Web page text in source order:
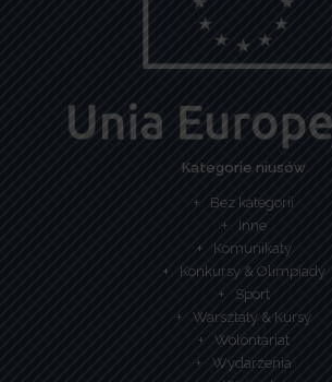
Kategorie niusów
Bez kategorii
Inne
Komunikaty
Konkursy & Olimpiady
Sport
Warsztaty & Kursy
Wolontariat
Wydarzenia